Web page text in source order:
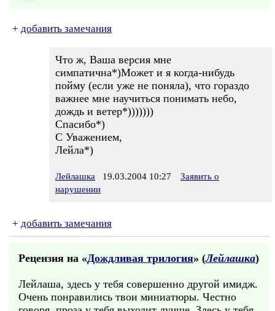
+ добавить замечания
Что ж, Ваша версия мне
симпатична*)Может и я когда-нибудь
пойму (если уже не поняла), что гораздо
важнее мне научиться понимать небо,
дождь и ветер*)))))))
Спасибо*)
С Уважением,
Лейла*)
Лейлашка 19.03.2004 10:27
Заявить о
нарушении
+ добавить замечания
Рецензия на «Дождливая трилогия» (Лейлашка)
Лейлаша, здесь у тебя совершенно другой имидж.
Очень понравились твои миниатюры. Честно